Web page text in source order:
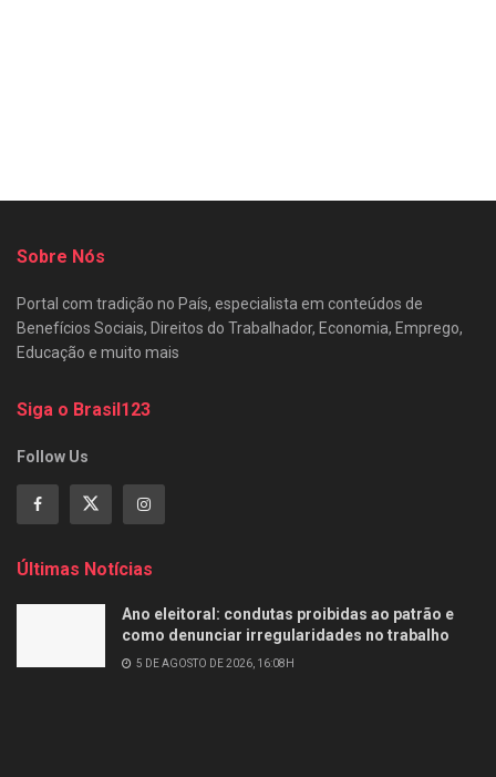
Sobre Nós
Portal com tradição no País, especialista em conteúdos de
Benefícios Sociais, Direitos do Trabalhador, Economia, Emprego,
Educação e muito mais
Siga o Brasil123
Follow Us
Últimas Notícias
Ano eleitoral: condutas proibidas ao patrão e
como denunciar irregularidades no trabalho
5 DE AGOSTO DE 2026, 16:08H